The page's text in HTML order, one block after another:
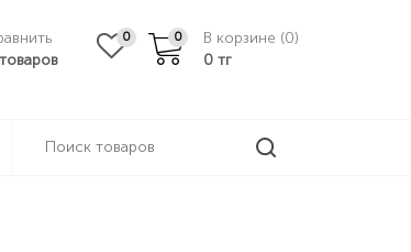
0 0 В корзине (0)
0 тг